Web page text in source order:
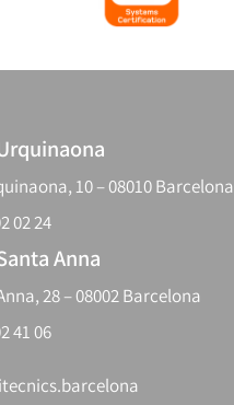
10 – 08010 Barcelona
02 24
Anna
28 – 08002 Barcelona
41 06